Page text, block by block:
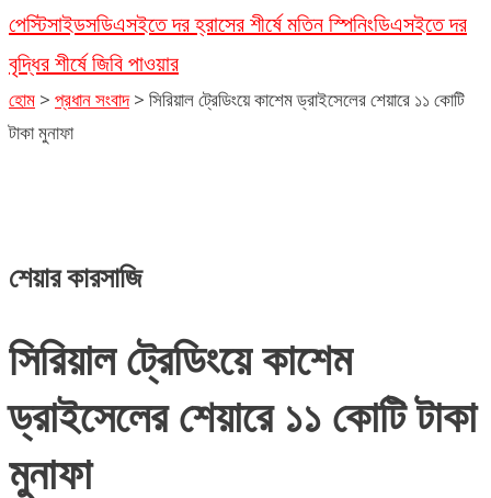
পেস্টিসাইডসডিএসইতে দর হ্রাসের শীর্ষে মতিন স্পিনিংডিএসইতে দর
বৃদ্ধির শীর্ষে জিবি পাওয়ার
হোম > প্রধান সংবাদ > সিরিয়াল ট্রেডিংয়ে কাশেম ড্রাইসেলের শেয়ারে ১১ কোটি
টাকা মুনাফা
শেয়ার কারসাজি
সিরিয়াল ট্রেডিংয়ে কাশেম
ড্রাইসেলের শেয়ারে ১১ কোটি টাকা
মুনাফা